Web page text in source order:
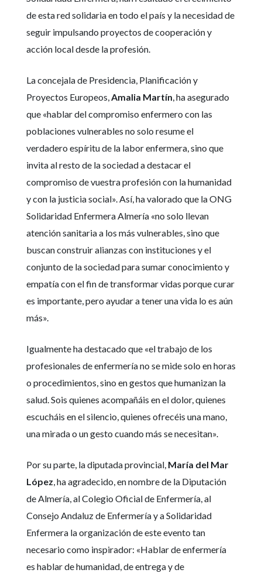
de esta red solidaria en todo el país y la necesidad de
seguir impulsando proyectos de cooperación y
acción local desde la profesión.
La concejala de Presidencia, Planificación y
Proyectos Europeos,Amalia Martín, ha asegurado
que «hablar del compromiso enfermero con las
poblaciones vulnerables no solo resume el
verdadero espíritu de la labor enfermera, sino que
invita al resto de la sociedad a destacar el
compromiso de vuestra profesión con la humanidad
y con la justicia social». Así, ha valorado que la ONG
Solidaridad Enfermera Almería «no solo llevan
atención sanitaria a los más vulnerables, sino que
buscan construir alianzas con instituciones y el
conjunto de la sociedad para sumar conocimiento y
empatía con el fin de transformar vidas porque curar
es importante, pero ayudar a tener una vida lo es aún
más».
Igualmente ha destacado que «el trabajo de los
profesionales de enfermería no se mide solo en horas
o procedimientos, sino en gestos que humanizan la
salud. Sois quienes acompañáis en el dolor, quienes
escucháis en el silencio, quienes ofrecéis una mano,
una mirada o un gesto cuando más se necesitan».
Por su parte, la diputada provincial, María del Mar
López, ha agradecido, en nombre de la Diputación
de Almería, al Colegio Oficial de Enfermería, al
Consejo Andaluz de Enfermería y a Solidaridad
Enfermera la organización de este evento tan
necesario como inspirador: «Hablar de enfermería
es hablar de humanidad, de entrega y de